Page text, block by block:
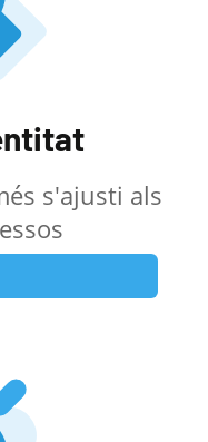
s'ajusti als